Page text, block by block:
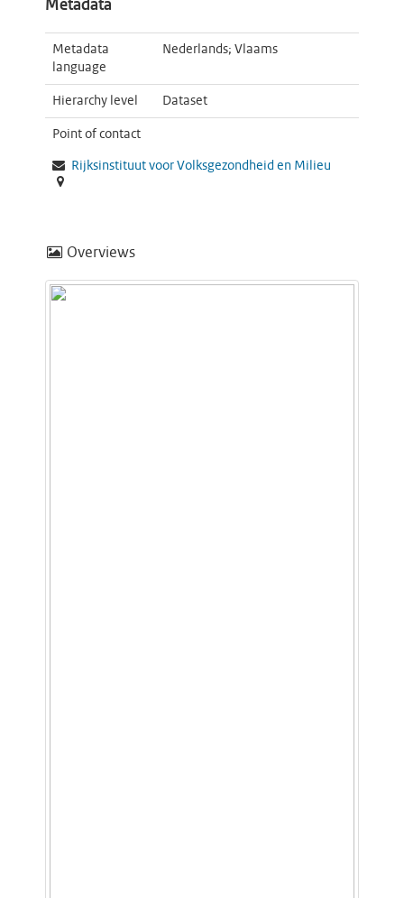
Metadata
Metadata
language
Nederlands; Vlaams
Hierarchy level Dataset
Point of contact
Rijksinstituut voor Volksgezondheid en Milieu
Overviews